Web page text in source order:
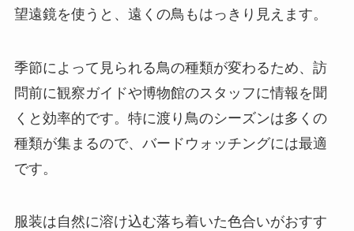
望遠鏡を使うと、遠くの鳥もはっきり見えます。
季節によって見られる鳥の種類が変わるため、訪
問前に観察ガイドや博物館のスタッフに情報を聞
くと効率的です。特に渡り鳥のシーズンは多くの
種類が集まるので、バードウォッチングには最適
です。
服装は自然に溶け込む落ち着いた色合いがおすす